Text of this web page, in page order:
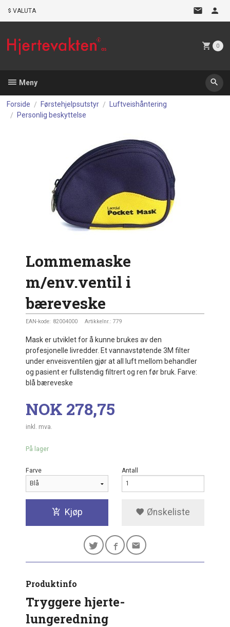
VALUTA
0
Meny
Forside Førstehjelpsutstyr
Luftveishåntering
Personlig beskyttelse
Lommemaske
m/env.ventil i
bæreveske
EAN-kode: 82004000 Artikkelnr.: 779
Mask er utviklet for å kunne brukes av den
profesjonelle livredder. Et vannavstøtende 3M filter
under enveisventilen gjør at all luft mellom behandler
og pasient er fullstendig filtrert og ren før bruk. Farve:
blå bæreveske
Pris
NOK 278,75
inkl. mva.
På lager
Farve Antall
Kjøp Ønskeliste
Produktinfo
Tryggere hjerte-
lungeredning